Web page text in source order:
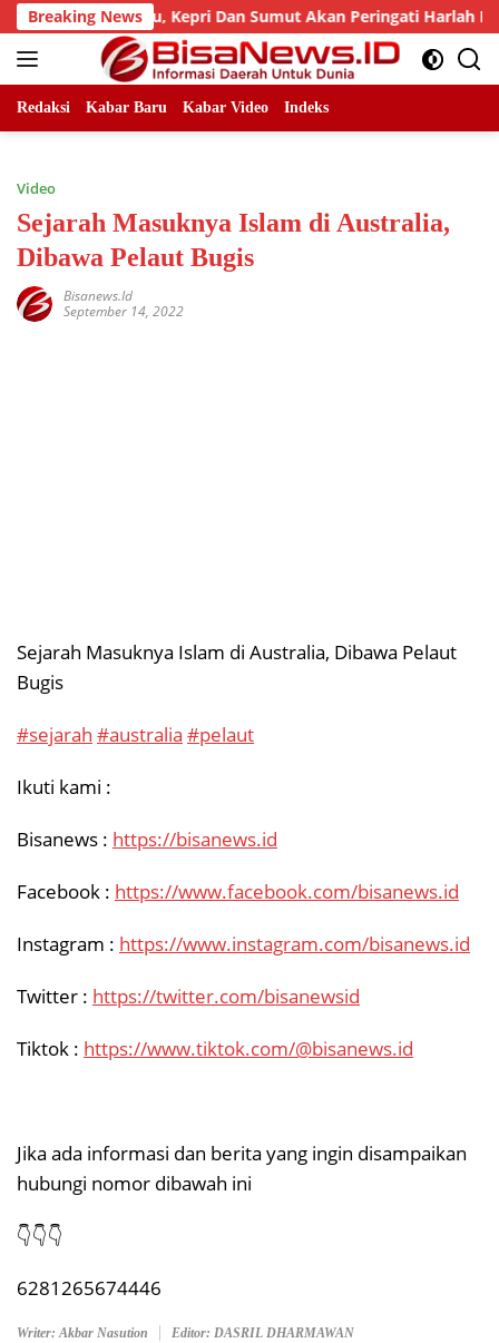
Skip
to
content
Breaking News
LLMB Riau, Kepri Dan Sumut Akan Peringati Harlah Ke-25
Redaksi Kabar Baru Kabar Video Indeks
Video
Sejarah Masuknya Islam di Australia,
Dibawa Pelaut Bugis
Bisanews.id
September 14, 2022
Sejarah Masuknya Islam di Australia, Dibawa Pelaut
Bugis
#sejarah #australia #pelaut
Ikuti kami :
Bisanews : https://bisanews.id
Facebook : https://www.facebook.com/bisanews.id
Instagram : https://www.instagram.com/bisanews.id
Twitter : https://twitter.com/bisanewsid
Tiktok : https://www.tiktok.com/@bisanews.id
Jika ada informasi dan berita yang ingin disampaikan
hubungi nomor dibawah ini
👇👇👇
6281265674446
Writer: Akbar Nasution Editor: DASRIL DHARMAWAN